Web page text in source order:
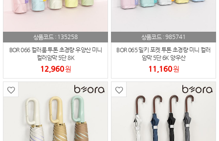
상품코드 : 135258
BOR 066 컬러룸 투톤 초경량 우양산 미니
컬러암막 5단 8K
12,960원
상품코드 :985741
BOR 065 밀키 포켓 투톤 초경량 미니 컬러
암막 5단 6K 양우산
11,160원